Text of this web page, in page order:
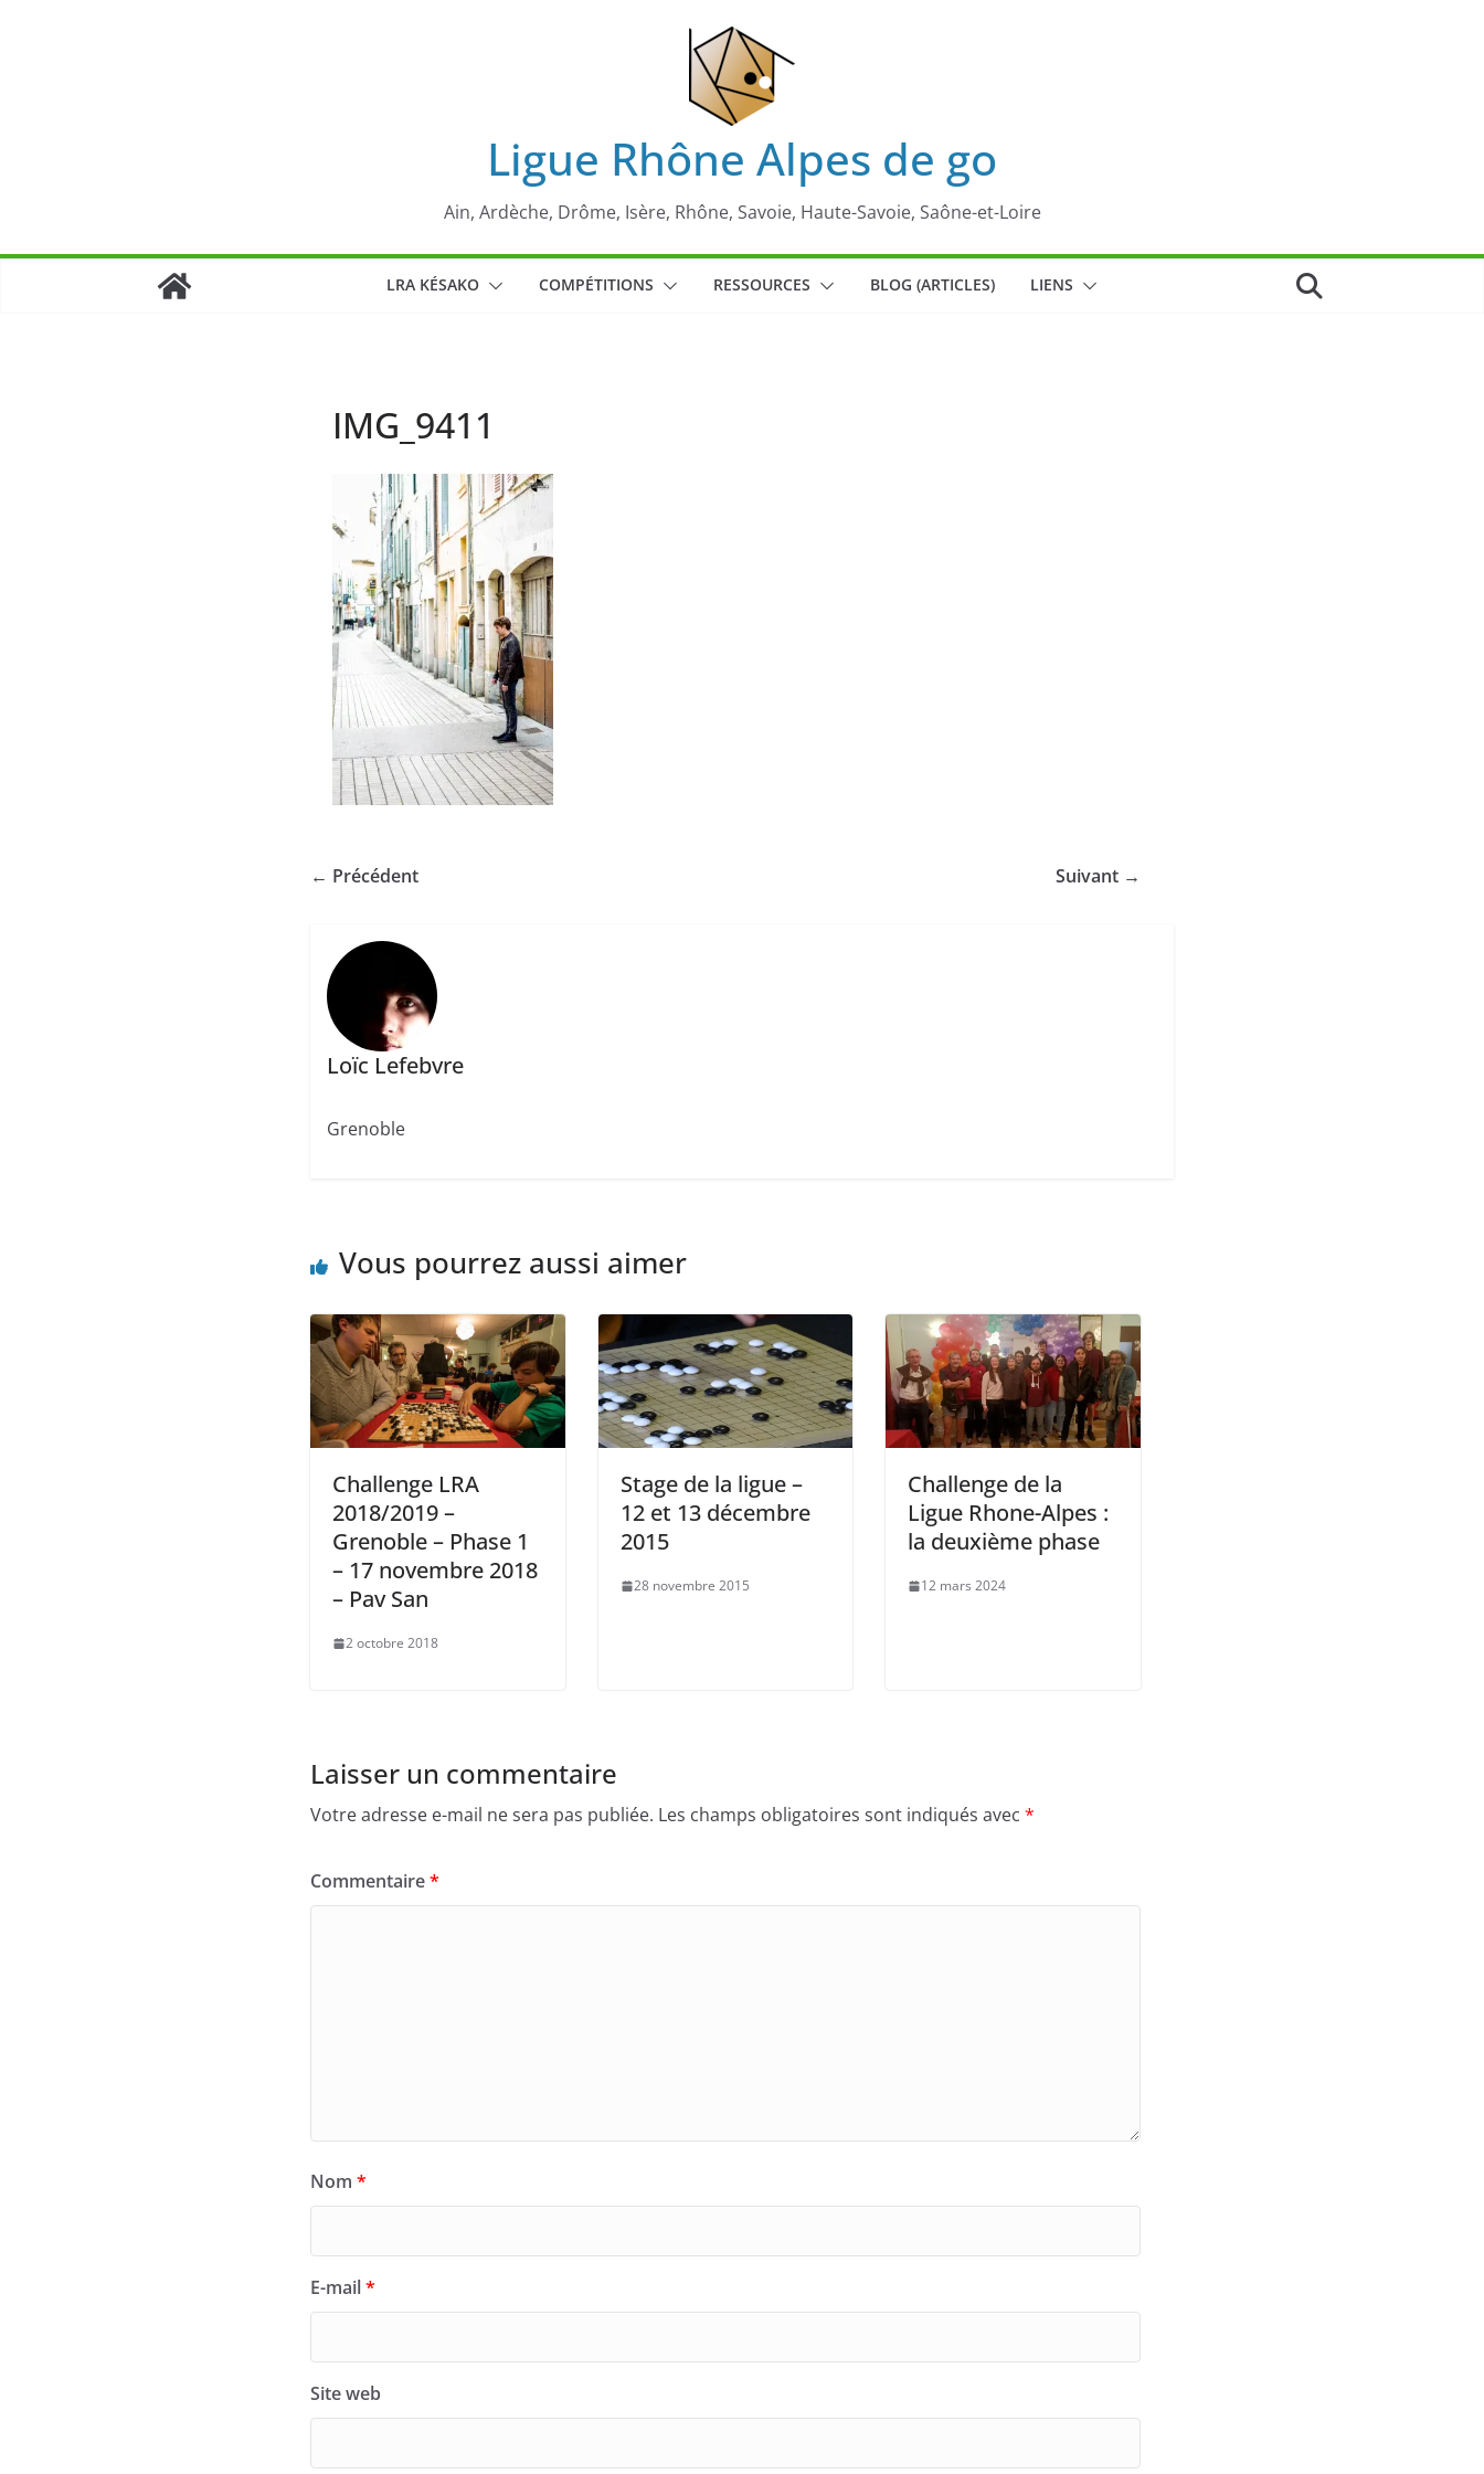
Ligue Rhône Alpes de go
Ain, Ardèche, Drôme, Isère, Rhône, Savoie, Haute-Savoie, Saône-et-Loire
LRA KÉSAKO COMPÉTITIONS RESSOURCES BLOG (ARTICLES) LIENS
IMG_9411
← Précédent Suivant →
Loïc Lefebvre
Grenoble
Vous pourrez aussi aimer
Challenge LRA
2018/2019 –
Grenoble – Phase 1
– 17 novembre 2018
– Pav San
2 octobre 2018
Stage de la ligue –
12 et 13 décembre
2015
28 novembre 2015
Challenge de la
Ligue Rhone-Alpes :
la deuxième phase
12 mars 2024
Laisser un commentaire
Votre adresse e-mail ne sera pas publiée. Les champs obligatoires sont indiqués avec *
Commentaire*
Nom *
E-mail*
Site web